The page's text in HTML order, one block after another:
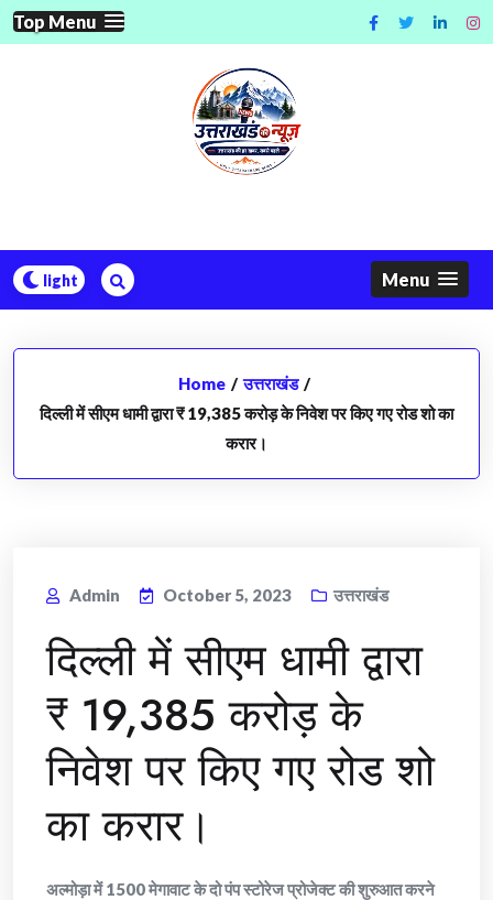
Skip
to
Top Menu
Menu
Home / उत्तराखंड /
दिल्ली में सीएम धामी द्वारा ₹ 19,385 करोड़ के निवेश पर किए गए रोड शो का
करार।
Admin October 5, 2023 उत्तराखंड
दिल्ली में सीएम धामी द्वारा
₹ 19,385 करोड़ के
निवेश पर किए गए रोड शो
का करार।
अल्मोड़ा में 1500 मेगावाट के दो पंप स्टोरेज प्रोजेक्ट की शुरुआत करने